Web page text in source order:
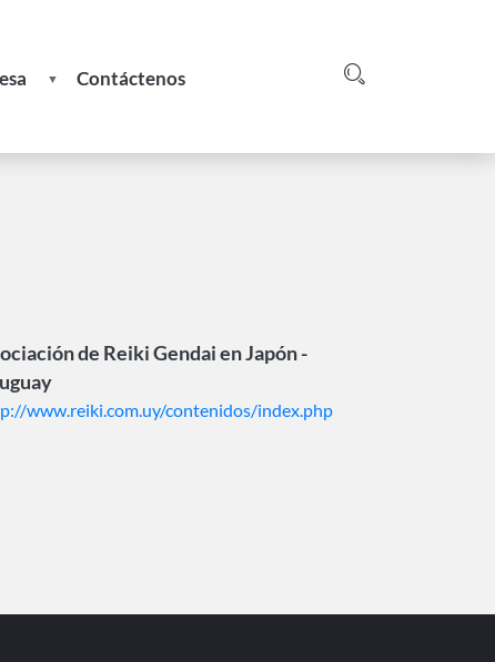
Contáctenos
de Reiki Gendai en Japón -
www.reiki.com.uy/contenidos/index.php